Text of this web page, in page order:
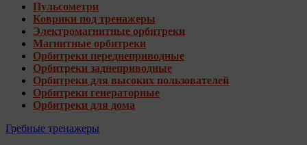
Пульсометри
Коврики под тренажеры
Электромагнитные орбитреки
Магнитные орбитреки
Орбитреки переднеприводные
Орбитреки заднеприводные
Орбитреки для высоких пользователей
Орбитреки генераторные
Орбитреки для дома
Гребные тренажеры